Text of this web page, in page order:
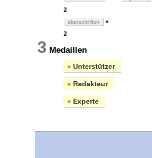
2
überschriften
×
2
3 Medaillen
● Unterstützer
● Redakteur
● Experte